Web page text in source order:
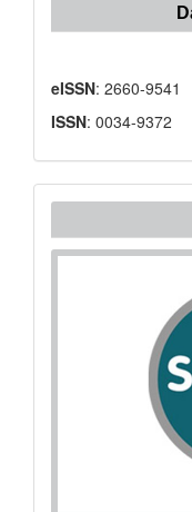
eISSN: 2660-9541
ISSN: 0034-9372
Indexada